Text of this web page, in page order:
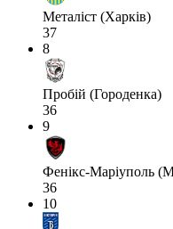
Металіст (Харків)
37
8
Пробій (Городенка)
36
9
Фенікс-Маріуполь
36
10